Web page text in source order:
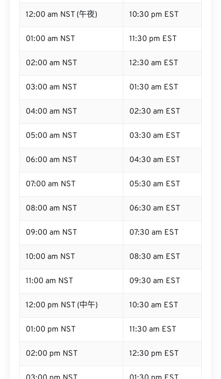
12:00 am NST (午夜) 10:30 pm EST
01:00 am NST 11:30 pm EST
02:00 am NST 12:30 am EST
03:00 am NST 01:30 am EST
04:00 am NST 02:30 am EST
05:00 am NST 03:30 am EST
06:00 am NST 04:30 am EST
07:00 am NST 05:30 am EST
08:00 am NST 06:30 am EST
09:00 am NST 07:30 am EST
10:00 am NST 08:30 am EST
11:00 am NST 09:30 am EST
12:00 pm NST (中午) 10:30 am EST
01:00 pm NST 11:30 am EST
02:00 pm NST 12:30 pm EST